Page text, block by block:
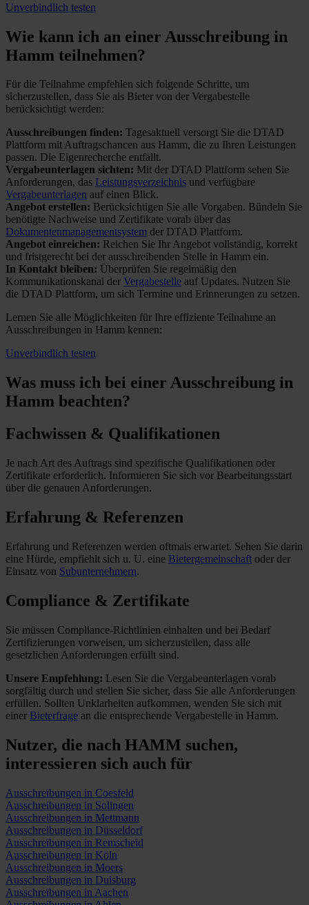
Unverbindlich testen
Wie kann ich an einer Ausschreibung in
Hamm teilnehmen?
Für die Teilnahme empfehlen sich folgende Schritte, um
sicherzustellen, dass Sie als Bieter von der Vergabestelle
berücksichtigt werden:
Ausschreibungen finden: Tagesaktuell versorgt Sie die DTAD
Plattform mit Auftragschancen aus Hamm, die zu Ihren Leistungen
passen. Die Eigenrecherche entfällt.
Vergabeunterlagen sichten: Mit der DTAD Plattform sehen Sie
Anforderungen, das Leistungsverzeichnis und verfügbare
Vergabeunterlagen auf einen Blick.
Angebot erstellen: Berücksichtigen Sie alle Vorgaben. Bündeln Sie
benötigte Nachweise und Zertifikate vorab über das
Dokumentenmanagementsystem der DTAD Plattform.
Angebot einreichen: Reichen Sie Ihr Angebot vollständig, korrekt
und fristgerecht bei der ausschreibenden Stelle in Hamm ein.
In Kontakt bleiben: Überprüfen Sie regelmäßig den
Kommunikationskanal der Vergabestelle auf Updates. Nutzen Sie
die DTAD Plattform, um sich Termine und Erinnerungen zu setzen.
Lernen Sie alle Möglichkeiten für Ihre effiziente Teilnahme an
Ausschreibungen in Hamm kennen:
Unverbindlich testen
Was muss ich bei einer Ausschreibung in
Hamm beachten?
Fachwissen & Qualifikationen
Je nach Art des Auftrags sind spezifische Qualifikationen oder
Zertifikate erforderlich. Informieren Sie sich vor Bearbeitungsstart
über die genauen Anforderungen.
Erfahrung & Referenzen
Erfahrung und Referenzen werden oftmals erwartet. Sehen Sie darin
eine Hürde, empfiehlt sich u. U. eine Bietergemeinschaft oder der
Einsatz von Subunternehmern.
Compliance & Zertifikate
Sie müssen Compliance-Richtlinien einhalten und bei Bedarf
Zertifizierungen vorweisen, um sicherzustellen, dass alle
gesetzlichen Anforderungen erfüllt sind.
Unsere Empfehlung: Lesen Sie die Vergabeunterlagen vorab
sorgfältig durch und stellen Sie sicher, dass Sie alle Anforderungen
erfüllen. Sollten Unklarheiten aufkommen, wenden Sie sich mit
einer Bieterfrage an die entsprechende Vergabestelle in Hamm.
Nutzer, die nach HAMM suchen,
interessieren sich auch für
Ausschreibungen in Coesfeld
Ausschreibungen in Solingen
Ausschreibungen in Mettmann
Ausschreibungen in Düsseldorf
Ausschreibungen in Remscheid
Ausschreibungen in Köln
Ausschreibungen in Moers
Ausschreibungen in Duisburg
Ausschreibungen in Aachen